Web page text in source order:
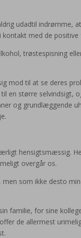
udadtil indrømme,
med de positive
trøstespisning
mod til at se deres
en større selvindsigt,
og grundlæggende
hensigtsmæssig.
overgår os.
som ikke desto
familie, for sine
de allermest